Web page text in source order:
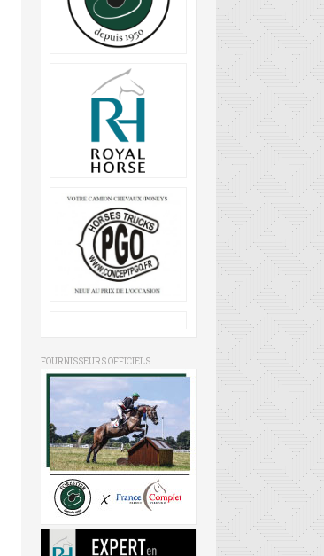
FOURNISSEURS OFFICIELS